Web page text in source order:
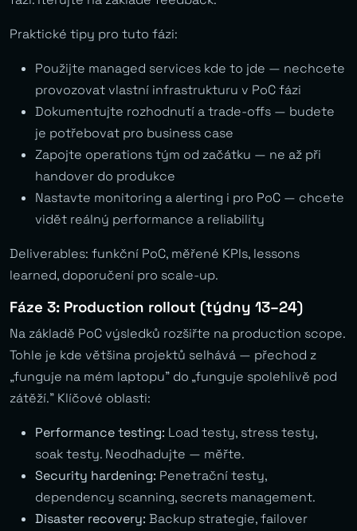
Praktické tipy pro tuto fázi:
Použijte managed services kde to jde — nechcete
provozovat vlastní infrastrukturu v PoC fázi
Dokumentujte rozhodnutí a trade-offs — budete
je potřebovat pro business case
Zapojte operations tým od začátku — ne až při
handover do produkce
Nastavte monitoring a alerting i pro PoC — chcete
vidět reálný performance a reliability
Deliverables: funkční PoC, měřené KPIs, lessons
learned, doporučení pro scale-up.
Fáze 3: Production rollout (týdny 13–24)
Na základě PoC výsledků rozšiřte na production scope.
Tohle je kde většina projektů selhává — přechod z
„funguje na mém laptopu” do „funguje spolehlivě pod
zátěží.” Klíčové oblasti:
Performance testing: Load testy, stress testy,
soak testy. Neodhadujte — měřte.
Security hardening: Penetrační testy,
dependency scanning, secrets management.
Disaster recovery: Backup strategie, failover